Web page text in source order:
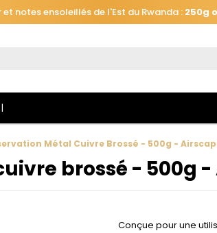
notes ensoleillés de l'Est du Rwanda : 250g
notes ensoleillés de l'Est du Rwanda :
Métal Cuivre Brossé - 500g -
brossé - 500g
Conçue pour une
connecté pour enregistrer les produits de